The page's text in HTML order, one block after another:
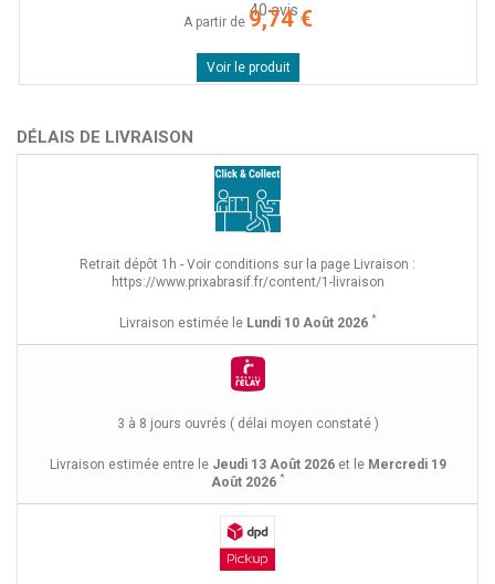
40avis
A partir de 9,74 €
Voir le produit
DÉLAIS DE LIVRAISON
Retrait dépôt 1h - Voir conditions sur la page Livraison :
https://www.prixabrasif.fr/content/1-livraison
Livraison estimée le Lundi 10 Août 2026 *
3 à 8 jours ouvrés ( délai moyen constaté )
Livraison estimée entre le Jeudi 13 Août 2026et le Mercredi 19
Août 2026 *